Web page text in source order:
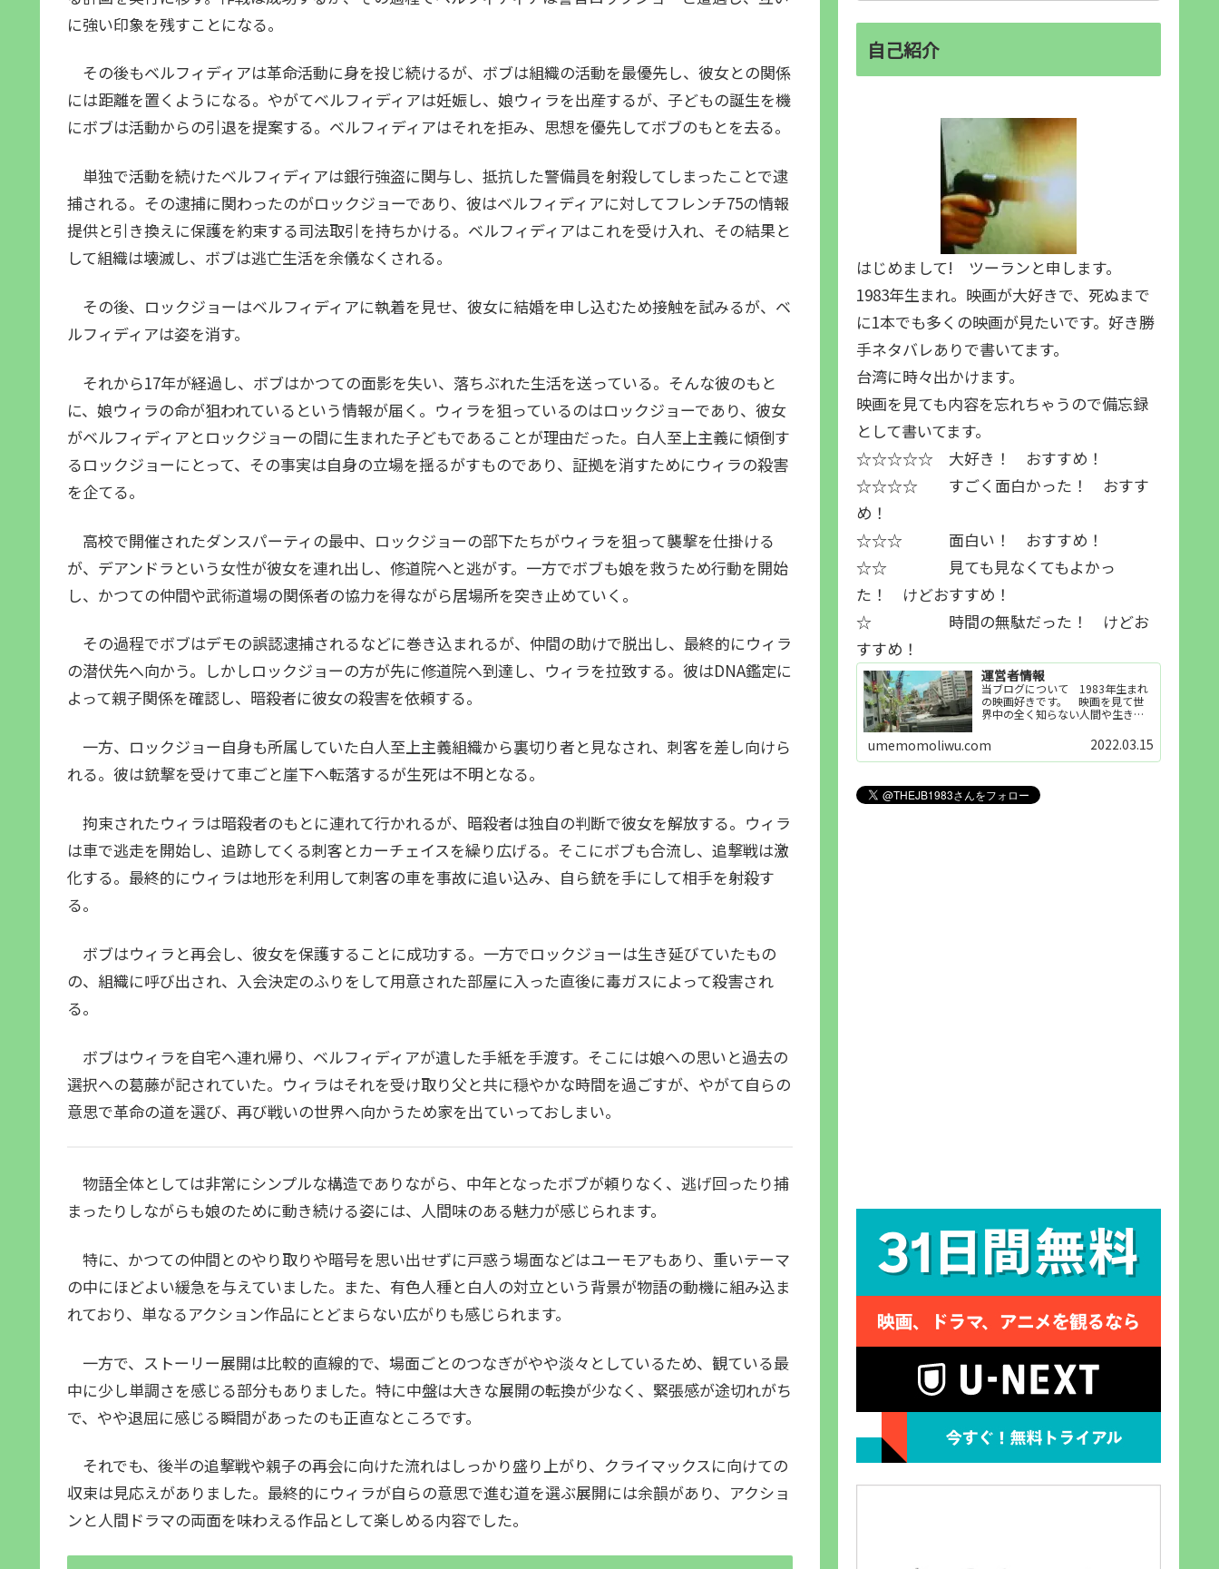
に強い印象を残すことになる。
その後もベルフィディアは革命活動に身を投じ続けるが、ボブは組織の活動を最優先し、彼女との関係
には距離を置くようになる。やがてベルフィディアは妊娠し、娘ウィラを出産するが、子どもの誕生を機
にボブは活動からの引退を提案する。ベルフィディアはそれを拒み、思想を優先してボブのもとを去る。
単独で活動を続けたベルフィディアは銀行強盗に関与し、抵抗した警備員を射殺してしまったことで逮
捕される。その逮捕に関わったのがロックジョーであり、彼はベルフィディアに対してフレンチ75の情報
提供と引き換えに保護を約束する司法取引を持ちかける。ベルフィディアはこれを受け入れ、その結果と
して組織は壊滅し、ボブは逃亡生活を余儀なくされる。
その後、ロックジョーはベルフィディアに執着を見せ、彼女に結婚を申し込むため接触を試みるが、ベ
ルフィディアは姿を消す。
それから17年が経過し、ボブはかつての面影を失い、落ちぶれた生活を送っている。そんな彼のもと
に、娘ウィラの命が狙われているという情報が届く。ウィラを狙っているのはロックジョーであり、彼女
がベルフィディアとロックジョーの間に生まれた子どもであることが理由だった。白人至上主義に傾倒す
るロックジョーにとって、その事実は自身の立場を揺るがすものであり、証拠を消すためにウィラの殺害
を企てる。
高校で開催されたダンスパーティの最中、ロックジョーの部下たちがウィラを狙って襲撃を仕掛ける
が、デアンドラという女性が彼女を連れ出し、修道院へと逃がす。一方でボブも娘を救うため行動を開始
し、かつての仲間や武術道場の関係者の協力を得ながら居場所を突き止めていく。
その過程でボブはデモの誤認逮捕されるなどに巻き込まれるが、仲間の助けで脱出し、最終的にウィラ
の潜伏先へ向かう。しかしロックジョーの方が先に修道院へ到達し、ウィラを拉致する。彼はDNA鑑定に
よって親子関係を確認し、暗殺者に彼女の殺害を依頼する。
一方、ロックジョー自身も所属していた白人至上主義組織から裏切り者と見なされ、刺客を差し向けら
れる。彼は銃撃を受けて車ごと崖下へ転落するが生死は不明となる。
拘束されたウィラは暗殺者のもとに連れて行かれるが、暗殺者は独自の判断で彼女を解放する。ウィラ
は車で逃走を開始し、追跡してくる刺客とカーチェイスを繰り広げる。そこにボブも合流し、追撃戦は激
化する。最終的にウィラは地形を利用して刺客の車を事故に追い込み、自ら銃を手にして相手を射殺す
る。
ボブはウィラと再会し、彼女を保護することに成功する。一方でロックジョーは生き延びていたもの
の、組織に呼び出され、入会決定のふりをして用意された部屋に入った直後に毒ガスによって殺害され
る。
ボブはウィラを自宅へ連れ帰り、ベルフィディアが遺した手紙を手渡す。そこには娘への思いと過去の
選択への葛藤が記されていた。ウィラはそれを受け取り父と共に穏やかな時間を過ごすが、やがて自らの
意思で革命の道を選び、再び戦いの世界へ向かうため家を出ていっておしまい。
物語全体としては非常にシンプルな構造でありながら、中年となったボブが頼りなく、逃げ回ったり捕
まったりしながらも娘のために動き続ける姿には、人間味のある魅力が感じられます。
特に、かつての仲間とのやり取りや暗号を思い出せずに戸惑う場面などはユーモアもあり、重いテーマ
の中にほどよい緩急を与えていました。また、有色人種と白人の対立という背景が物語の動機に組み込ま
れており、単なるアクション作品にとどまらない広がりも感じられます。
一方で、ストーリー展開は比較的直線的で、場面ごとのつなぎがやや淡々としているため、観ている最
中に少し単調さを感じる部分もありました。特に中盤は大きな展開の転換が少なく、緊張感が途切れがち
で、やや退屈に感じる瞬間があったのも正直なところです。
それでも、後半の追撃戦や親子の再会に向けた流れはしっかり盛り上がり、クライマックスに向けての
収束は見応えがありました。最終的にウィラが自らの意思で進む道を選ぶ展開には余韻があり、アクショ
ンと人間ドラマの両面を味わえる作品として楽しめる内容でした。
自己紹介
はじめまして! ツーランと申します。
1983年生まれ。映画が大好きで、死ぬまで
に1本でも多くの映画が見たいです。好き勝
手ネタバレありで書いてます。
台湾に時々出かけます。
映画を見ても内容を忘れちゃうので備忘録
として書いてます。
☆☆☆☆☆ 大好き！ おすすめ！
☆☆☆☆ すごく面白かった！ おすす
め！
☆☆☆ 面白い！ おすすめ！
☆☆ 見ても見なくてもよかっ
た！ けどおすすめ！
☆ 時間の無駄だった！ けどお
すすめ！
運営者情報
当ブログについて 1983年生まれ
の映画好きです。 映画を見て世
界中の全く知らない人間や生き物
世界知らない世界に触れることが
好きで映画を見てます。「映画を
見られれば幸福度を高い」とわか
umemomoliwu.com 2022.03.15